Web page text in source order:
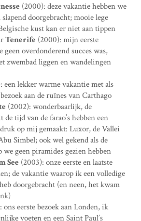
(2000): deze vakantie hebben we
doorgebracht; mooie lege
kust kan er niet aan tippen
Tenerife (2000): mijn eerste
overdonderend succes was,
zwembad liggen en wandelingen
een lekker warme vakantie met als
aan de ruïnes van Carthago
(2002): wonderbaarlijk, de
tijd van de farao’s hebben een
op mij gemaakt: Luxor, de Vallei
Simbel; ook wel gekend als de
we geen piramides gezien hebben
See (2003): onze eerste en laatste
de vakantie waarop ik een volledige
doorgebracht (en neen, het kwam
ons eerste bezoek aan Londen, ik
voeten en een Saint Paul’s